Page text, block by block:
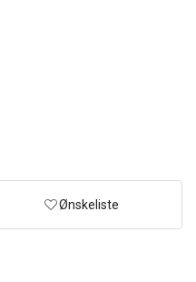
Ønskeliste